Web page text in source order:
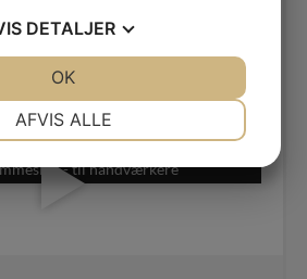
vækst
- til håndværkere
DETALJER
STATISTIK
AFVIS ALLE
OK